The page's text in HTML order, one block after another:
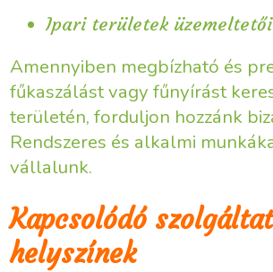
Ipari területek üzemeltetői
Amennyiben megbízható és
fűkaszálást vagy fűnyírást
területén, forduljon hozzánk
Rendszeres és alkalmi
vállalunk.
Kapcsolódó
helyszínek